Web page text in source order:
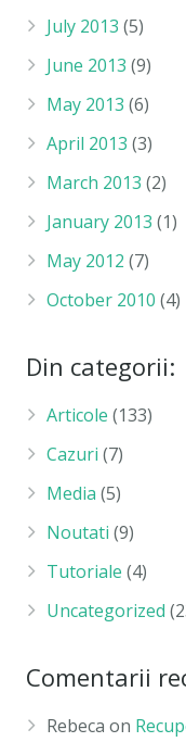
July 2013 (5)
June 2013 (9)
May 2013 (6)
April 2013 (3)
March 2013 (2)
January 2013 (1)
May 2012 (7)
October 2010 (4)
Din categorii:
Articole (133)
Cazuri (7)
Media (5)
Noutati (9)
Tutoriale (4)
Uncategorized
Comentarii
Rebeca on